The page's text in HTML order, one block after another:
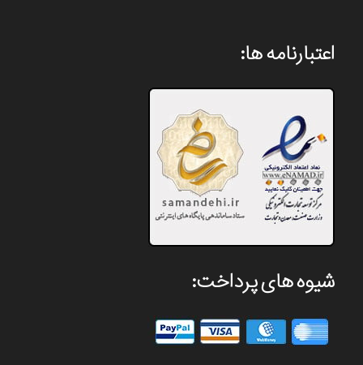
اعتبارنامه ها:
شیوه های پرداخت: